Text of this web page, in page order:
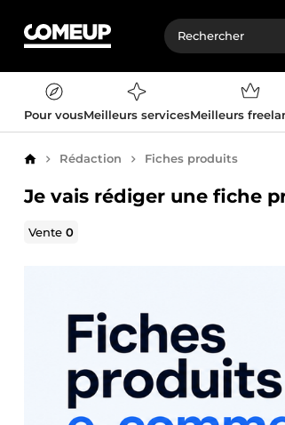
Pour vousMeilleurs servicesMeilleurs
AccueilRédaction Fiches produits
Je vais rédiger une fiche
Vente0